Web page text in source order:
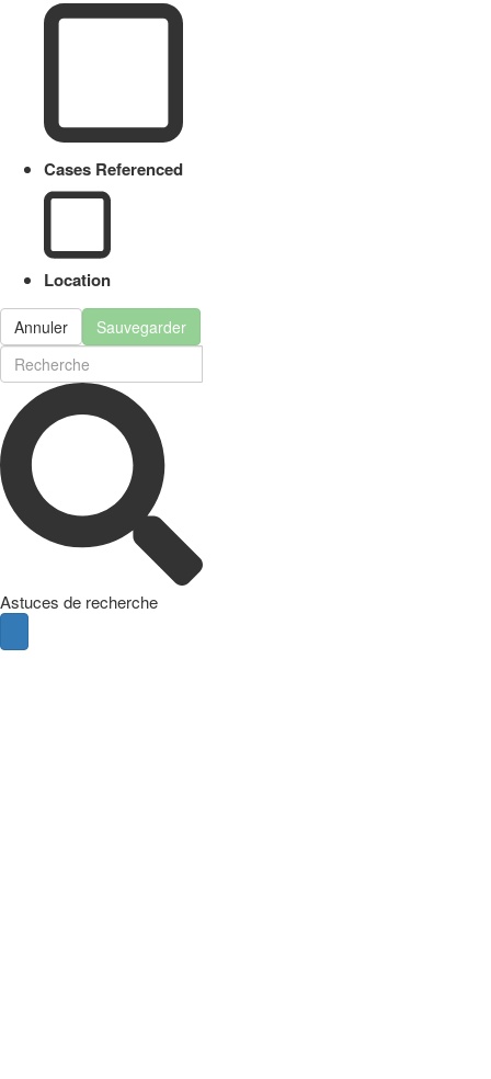
Cases Referenced
Location
Annuler Sauvegarder
Astuces de recherche